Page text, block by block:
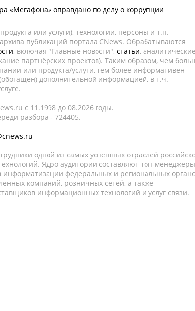
«Мегафона» оправдано по делу о коррупции
или услуги), технологии, персоны и т.п.
публикаций портала CNews. Обрабатываются
, включая "Главные новости", статьи, аналитические
партнёрских проектов). Таким образом, чем
или продукта/услуги, тем более информативен
дополнительной информацией, в т.ч.
c 11.1998 до 08.2026 годы.
разбора - 724405.
одной из самых успешных отраслей
Ядро аудитории составляют топ-
информатизации федеральных и региональных
компаний, розничных сетей, а также
информационных технологий и услуг связи.